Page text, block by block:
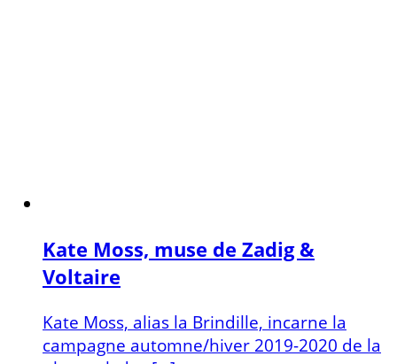
Kate Moss, muse de Zadig &
Voltaire
Kate Moss, alias la Brindille, incarne la
campagne automne/hiver 2019-2020 de la